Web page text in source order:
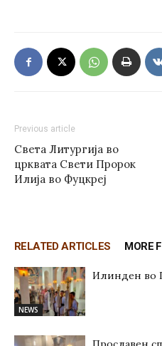
Previous article
Света Литургија во
црквата Свети Пророк
Илија во Фуцкреј
RELATED ARTICLES MORE
NEWS
Илинден во